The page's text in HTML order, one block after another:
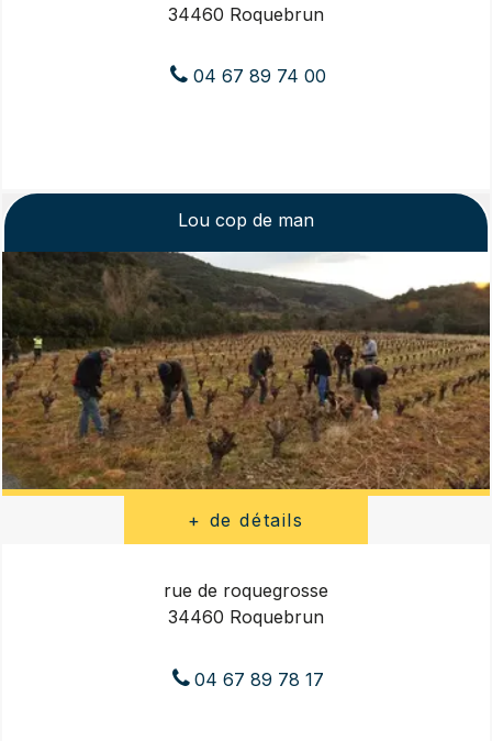
34460 Roquebrun
04 67 89 74 00
Lou cop de man
rue de roquegrosse
34460 Roquebrun
04 67 89 78 17